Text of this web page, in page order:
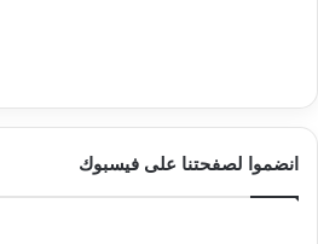
انضموا لصفحتنا على فيسبوك